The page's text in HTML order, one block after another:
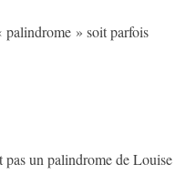
palindrome » soit parfois
pas un palindrome de Louise